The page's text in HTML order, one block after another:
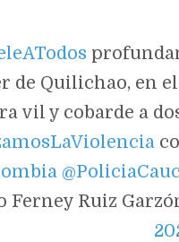
de Quilichao, en
vil y cobarde a
Ferney Ruiz